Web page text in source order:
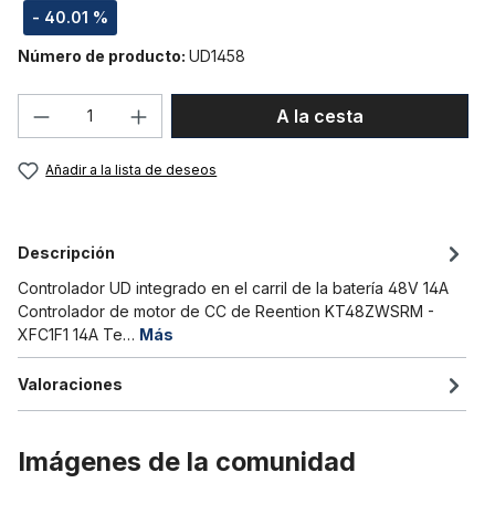
- 40.01 %
Número de producto: UD1458
Cantidad del producto: introduce la
A la cesta
Añadir a la lista de deseos
Descripción
Controlador UD integrado en el carril de la batería 48V 14A
Controlador de motor de CC de Reention KT48ZWSRM -
XFC1F1 14A Te… Más
Valoraciones
Imágenes de la comunidad